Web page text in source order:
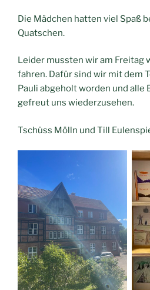
Die Mädchen hatten viel Spaß
Quatschen.
Leider mussten wir am Freitag
fahren. Dafür sind wir mit dem
Pauli abgeholt worden und alle
gefreut uns wiederzusehen.
Tschüss Mölln und Till